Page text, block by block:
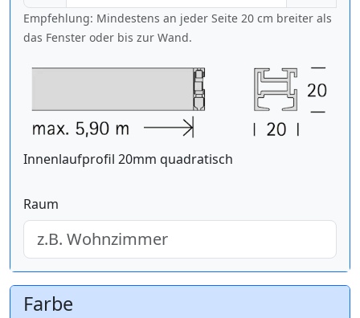
Empfehlung: Mindestens an jeder Seite 20 cm breiter als
das Fenster oder bis zur Wand.
Innenlaufprofil 20mm quadratisch
Raum
Farbe